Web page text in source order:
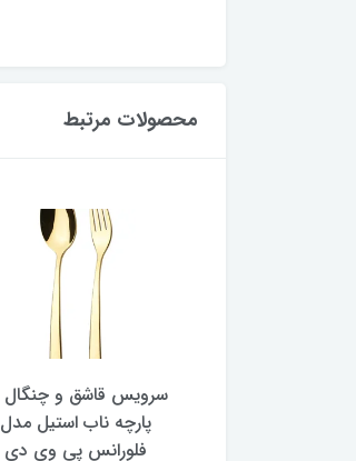
محصولات مرتبط
پارچه ناب استیل مدل
فلورانس پی وی دی